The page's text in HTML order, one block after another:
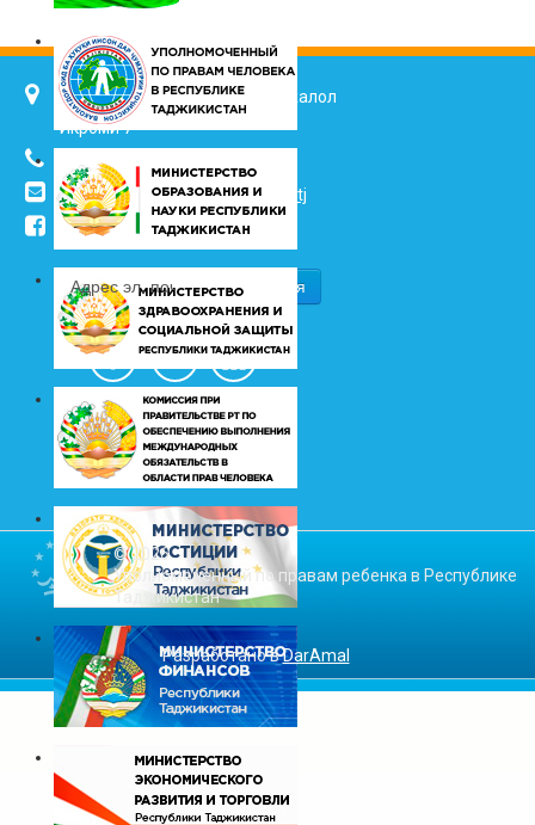
734025, г. Душанбе, улица Джалол
Икроми 7
(+992 37) 2217352
info@vhk.tj
info@ombudsman.tj
/kudakon
© 2026
Уполномоченный по правам ребенка в Республике
Таджикистан
Разработано вDarAmal